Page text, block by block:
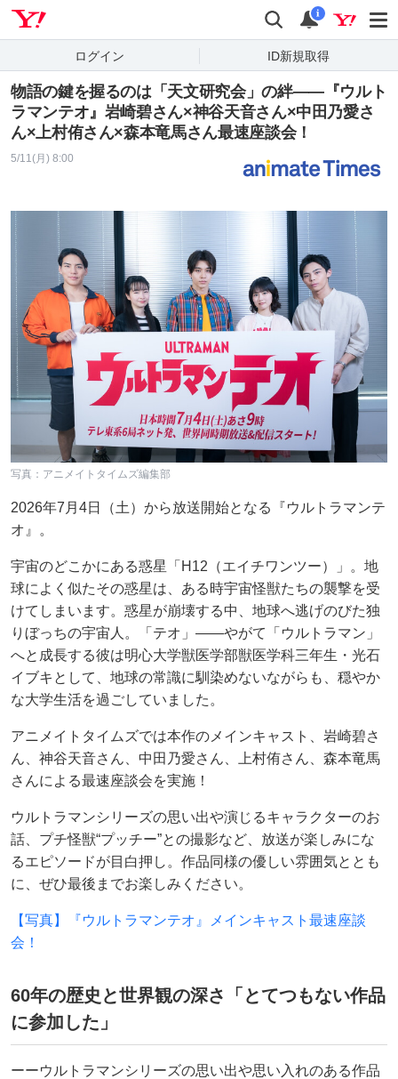
検索 通知
i
ログイン ID新規取得
物語の鍵を握るのは「天文研究会」の絆――『ウルト
ラマンテオ』岩崎碧さん×神谷天音さん×中田乃愛さ
ん×上村侑さん×森本竜馬さん最速座談会！
5/11(月) 8:00
写真：アニメイトタイムズ編集部
2026年7月4日（土）から放送開始となる『ウルトラマンテ
オ』。
宇宙のどこかにある惑星「H12（エイチワンツー）」。地
球によく似たその惑星は、ある時宇宙怪獣たちの襲撃を受
けてしまいます。惑星が崩壊する中、地球へ逃げのびた独
りぼっちの宇宙人。「テオ」――やがて「ウルトラマン」
へと成⻑する彼は明心大学獣医学部獣医学科三年生・光石
イブキとして、地球の常識に馴染めないながらも、穏やか
な大学生活を過ごしていました。
アニメイトタイムズでは本作のメインキャスト、岩崎碧さ
ん、神谷天音さん、中田乃愛さん、上村侑さん、森本竜馬
さんによる最速座談会を実施！
ウルトラマンシリーズの思い出や演じるキャラクターのお
話、プチ怪獣“プッチー”との撮影など、放送が楽しみにな
るエピソードが目白押し。作品同様の優しい雰囲気ととも
に、ぜひ最後までお楽しみください。
【写真】『ウルトラマンテオ』メインキャスト最速座談
会！
60年の歴史と世界観の深さ「とてつもない作品
に参加した」
ーーウルトラマンシリーズの思い出や思い入れのある作品